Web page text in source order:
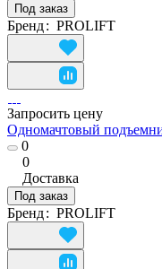
Под заказ
Бренд: PROLIFT
Запросить цену
Одномачтовый
0
0
Доставка
Под заказ
Бренд: PROLIFT